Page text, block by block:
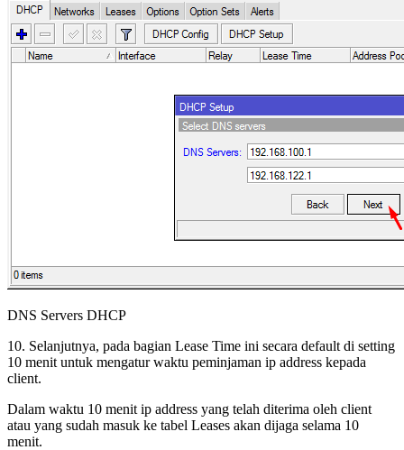
DNS Servers DHCP
10. Selanjutnya, pada bagian Lease Time ini secara default di setting
10 menit untuk mengatur waktu peminjaman ip address kepada
client.
Dalam waktu 10 menit ip address yang telah diterima oleh client
atau yang sudah masuk ke tabel Leases akan dijaga selama 10
menit.